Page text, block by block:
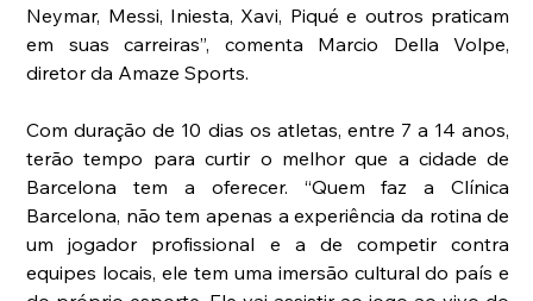
Neymar, Messi, Iniesta, Xavi, Piqué e outros praticam
em suas carreiras”, comenta Marcio Della Volpe,
diretor da Amaze Sports.
Com duração de 10 dias os atletas, entre 7 a 14 anos,
terão tempo para curtir o melhor que a cidade de
Barcelona tem a oferecer. “Quem faz a Clínica
Barcelona, não tem apenas a experiência da rotina de
um jogador profissional e a de competir contra
equipes locais, ele tem uma imersão cultural do país e